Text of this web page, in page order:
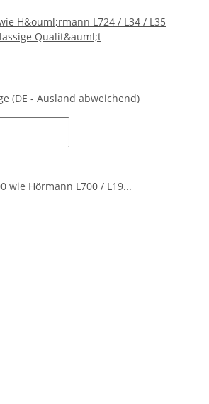
H&ouml;rmann L724 / L34 / L35
Qualit&auml;t
(DE - Ausland abweichend)